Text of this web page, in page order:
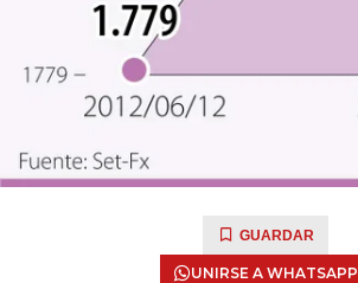
GUARDAR
UNIRSE A WHATSAPP